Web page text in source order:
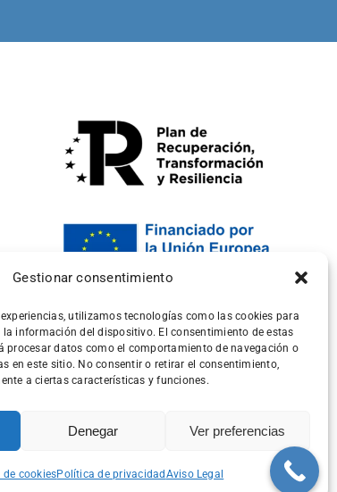
Gestionar consentimiento
utilizamos tecnologías como las cookies para
información del dispositivo. El consentimiento de estas
procesar datos como el comportamiento de navegación o
en este sitio. No consentir o retirar el consentimiento,
a ciertas características y funciones.
Denegar Ver preferencias
de cookiesPolítica de privacidad Aviso Legal